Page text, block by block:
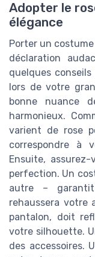
Adopter le
élégance
Porter un
déclaration
quelques
lors de votre
bonne nuance
harmonieux.
varient de rose
correspondre à
Ensuite,
perfection. Un
autre –
rehaussera votre
pantalon, doit
votre silhouette.
des accessoires.